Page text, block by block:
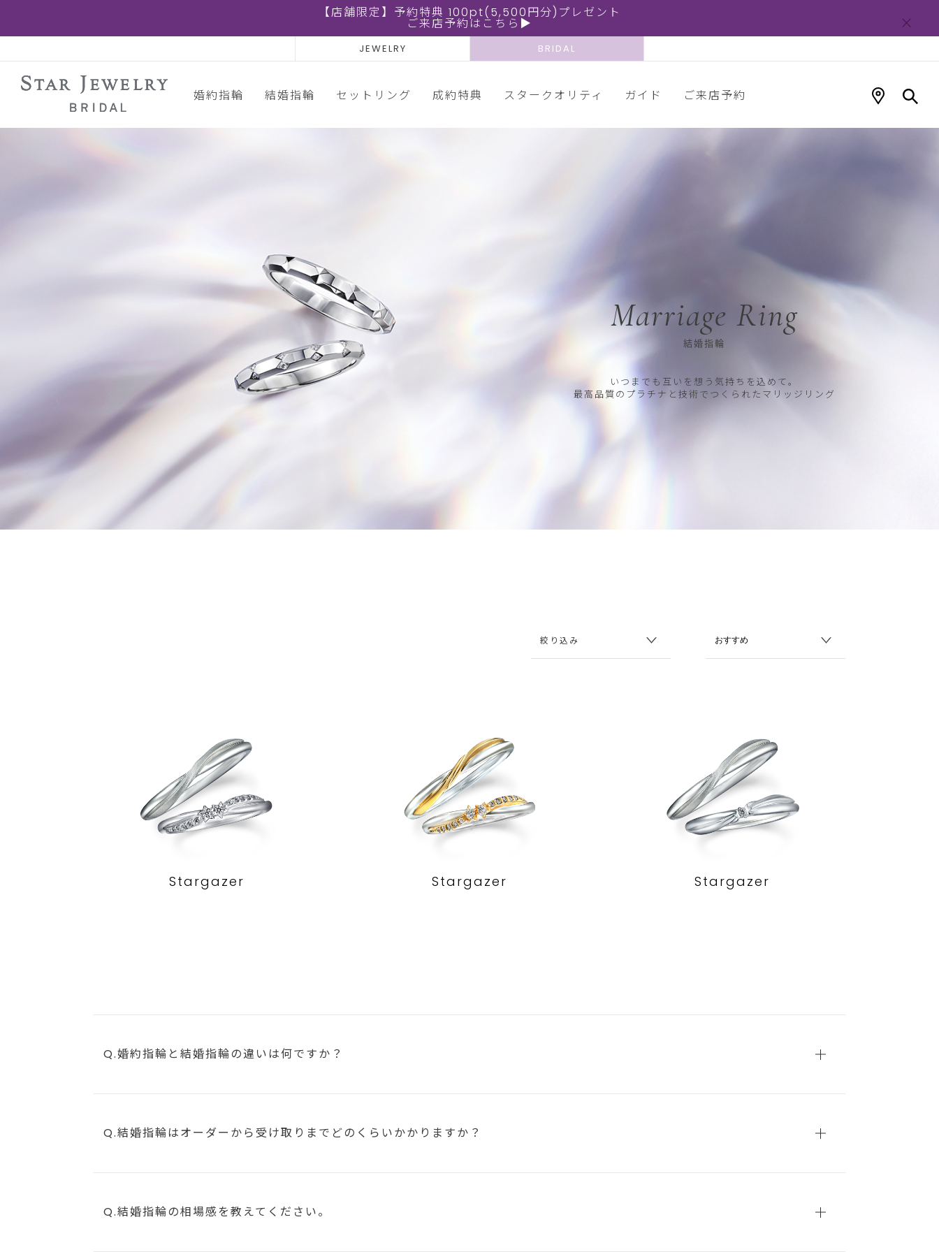
【店舗限定】予約特典 100pt(5,500円分)プレゼント
ご来店予約はこちら▶
JEWELRY BRIDAL
婚約指輪 結婚指輪 セットリング 成約特典 スタークオリティ ガイド ご来店予約
Marriage Ring
結婚指輪
いつまでも互いを想う気持ちを込めて。
最高品質のプラチナと技術でつくられたマリッジリング
絞り込み
Stargazer Stargazer Stargazer
Q.婚約指輪と結婚指輪の違いは何ですか？
Q.結婚指輪はオーダーから受け取りまで どのくらいかかりますか？
Q.結婚指輪の相場感を教えてください。